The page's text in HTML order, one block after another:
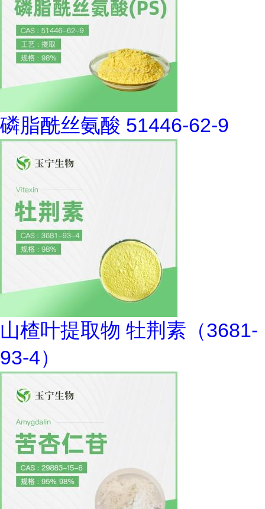
磷脂酰丝氨酸 51446-62-9
山楂叶提取物 牡荆素（3681-
93-4）